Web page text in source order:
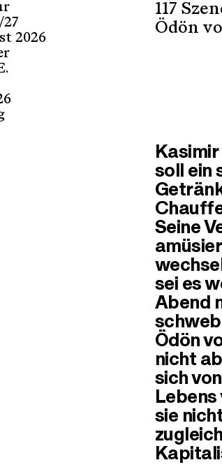
2026
117
Ödön
soll ein
Seine
sei es
Abend
Ödön
nicht
sich
sie